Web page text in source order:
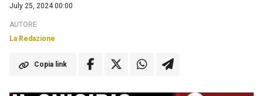
July 25, 2024 00:00
AUTORE
La Redazione
Copia link